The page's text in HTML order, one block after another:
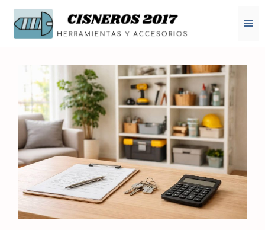
Saltar
contenido